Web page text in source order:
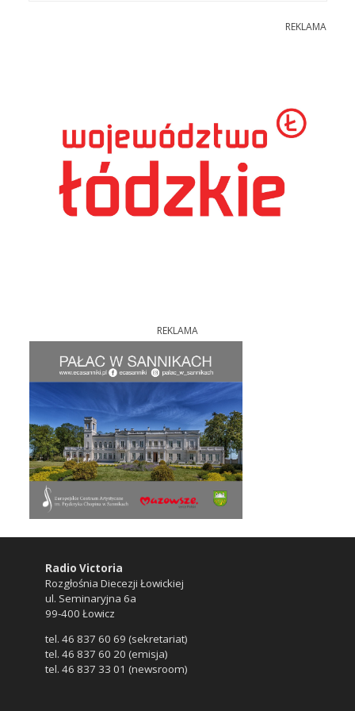
REKLAMA
REKLAMA
Radio Victoria
Rozgłośnia Diecezji Łowickiej
ul. Seminaryjna 6a
99-400 Łowicz
tel. 46 837 60 69 (sekretariat)
tel. 46 837 60 20 (emisja)
tel. 46 837 33 01 (newsroom)